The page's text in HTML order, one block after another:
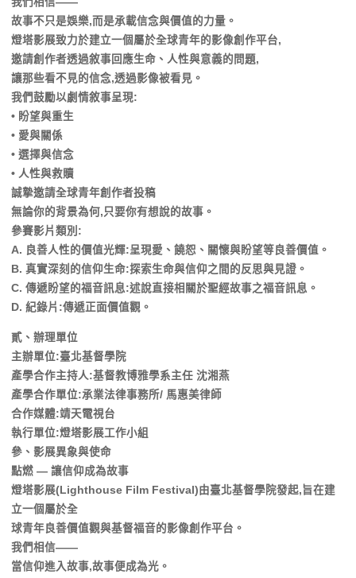
故事不只是娛樂,而是承載信念與價值的力量。
燈塔影展致力於建立一個屬於全球青年的影像創作平台,
邀請創作者透過敘事回應生命、人性與意義的問題,
讓那些看不見的信念,透過影像被看見。
我們鼓勵以劇情敘事呈現:
• 盼望與重生
• 愛與關係
• 選擇與信念
• 人性與救贖
誠摯邀請全球青年創作者投稿
無論你的背景為何,只要你有想說的故事。
參賽影片類別:
A. 良善人性的價值光輝:呈現愛、饒恕、關懷與盼望等良善價值。
B. 真實深刻的信仰生命:探索生命與信仰之間的反思與見證。
C. 傳遞盼望的福音訊息:述說直接相關於聖經故事之福音訊息。
D. 紀錄片:傳遞正面價值觀。
貳、辦理單位
主辦單位:臺北基督學院
產學合作主持人:基督教博雅學系主任 沈湘燕
產學合作單位:承業法律事務所/ 馬惠美律師
合作媒體:靖天電視台
執行單位:燈塔影展工作小組
參、影展異象與使命
點燃 — 讓信仰成為故事
燈塔影展(Lighthouse Film Festival)由臺北基督學院發起,旨在建
立一個屬於全
球青年良善價值觀與基督福音的影像創作平台。
我們相信——
當信仰進入故事,故事便成為光。